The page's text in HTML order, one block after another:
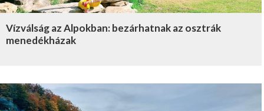
Vízválság az Alpokban: bezárhatnak az osztrák
menedékházak